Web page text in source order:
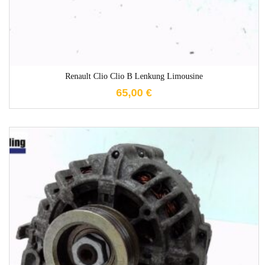
Renault Clio Clio B Lenkung Limousine
65,00 €
1-3 Werktage